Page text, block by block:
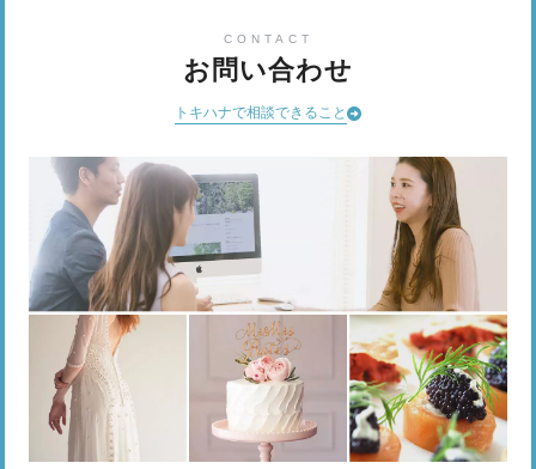
CONTACT
お問い合わせ
トキハナで相談できること